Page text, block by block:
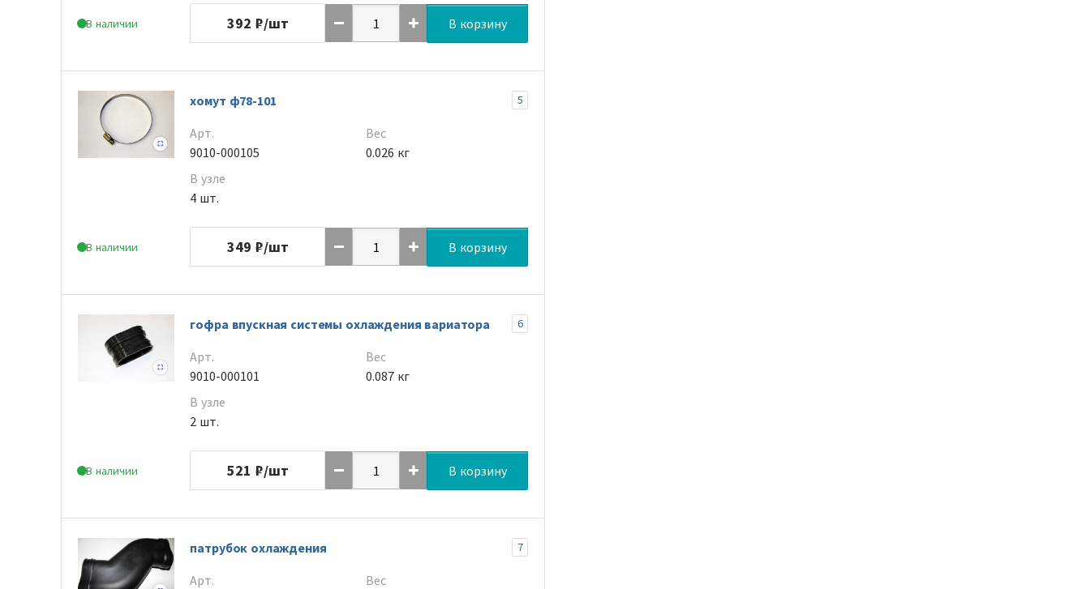
В наличии 392 ₽/шт В корзину
В наличии
хомут ф78-101 5
Арт.
9010-000105
В узле
4 шт.
Вес
0.026 кг
349 ₽/шт В корзину
В наличии
гофра впускная системы охлаждения вариатора 6
Арт.
9010-000101
В узле
2 шт.
Вес
0.087 кг
521 ₽/шт В корзину
патрубок охлаждения 7
Арт.
Вес